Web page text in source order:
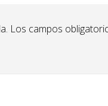
Los campos